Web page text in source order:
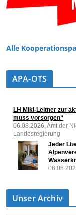
Alle
APA-OTS
Unser Archiv